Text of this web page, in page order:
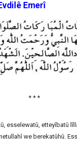
Emerî
* * *
esselewatû, etteyîbatû
we berekatûhû.